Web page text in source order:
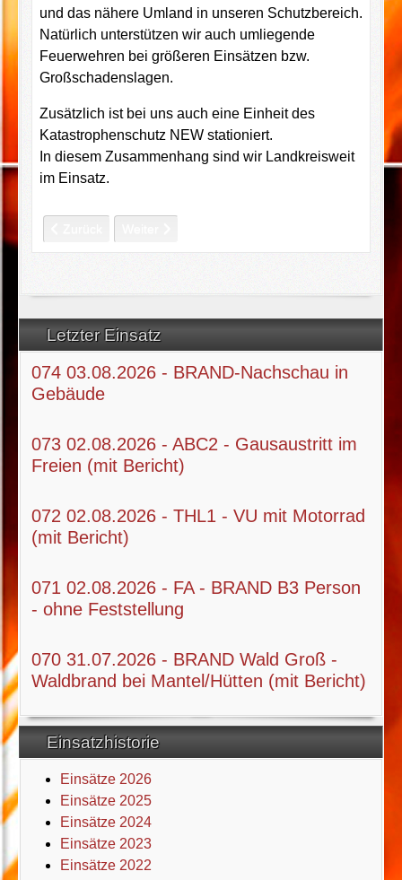
Letzter Einsatz
074 03.08.2026 - BRAND-Nachschau in
Gebäude
073 02.08.2026 - ABC2 - Gausaustritt im
Freien (mit Bericht)
072 02.08.2026 - THL1 - VU mit Motorrad
(mit Bericht)
071 02.08.2026 - FA - BRAND B3 Person
- ohne Feststellung
070 31.07.2026 - BRAND Wald Groß -
Waldbrand bei Mantel/Hütten (mit Bericht)
Einsatzhistorie
Einsätze 2026
Einsätze 2025
Einsätze 2024
Einsätze 2023
Einsätze 2022
und das nähere Umland in unseren Schutzbereich.
Natürlich unterstützen wir auch umliegende
Feuerwehren bei größeren Einsätzen bzw.
Großschadenslagen.
Zusätzlich ist bei uns auch eine Einheit des
Katastrophenschutz NEW stationiert.
In diesem Zusammenhang sind wir Landkreisweit
im Einsatz.